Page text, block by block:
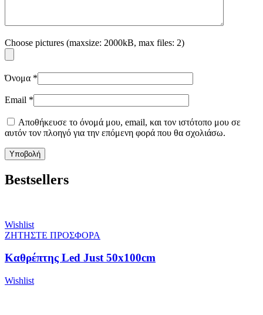
Choose pictures (maxsize: 2000kB, max files: 2)
Όνομα *
Email *
Αποθήκευσε το όνομά μου, email, και τον ιστότοπο μου σε
αυτόν τον πλοηγό για την επόμενη φορά που θα σχολιάσω.
Bestsellers
Wishlist
ΖΗΤΗΣΤΕ ΠΡΟΣΦΟΡΑ
Καθρέπτης Led Just 50x100cm
Wishlist